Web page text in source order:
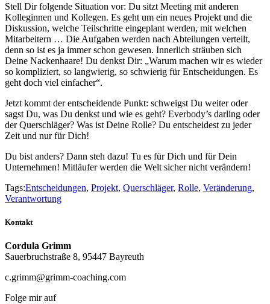
Stell Dir folgende Situation vor: Du sitzt Meeting mit anderen
Kolleginnen und Kollegen. Es geht um ein neues Projekt und die
Diskussion, welche Teilschritte eingeplant werden, mit welchen
Mitarbeitern … Die Aufgaben werden nach Abteilungen verteilt,
denn so ist es ja immer schon gewesen. Innerlich sträuben sich
Deine Nackenhaare! Du denkst Dir: „Warum machen wir es wieder
so kompliziert, so langwierig, so schwierig für Entscheidungen. Es
geht doch viel einfacher“.
Jetzt kommt der entscheidende Punkt: schweigst Du weiter oder
sagst Du, was Du denkst und wie es geht? Everbody’s darling oder
der Querschläger? Was ist Deine Rolle? Du entscheidest zu jeder
Zeit und nur für Dich!
Du bist anders? Dann steh dazu! Tu es für Dich und für Dein
Unternehmen! Mitläufer werden die Welt sicher nicht verändern!
Tags:Entscheidungen, Projekt, Querschläger, Rolle, Veränderung,
Verantwortung
Kontakt
Cordula Grimm
Sauerbruchstraße 8, 95447 Bayreuth
c.grimm@grimm-coaching.com
Folge mir auf